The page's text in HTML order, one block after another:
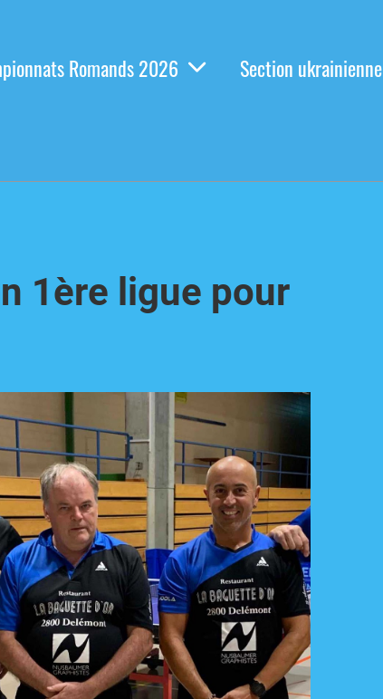
Romands 2026
Section ukrainienne
1ère ligue pour